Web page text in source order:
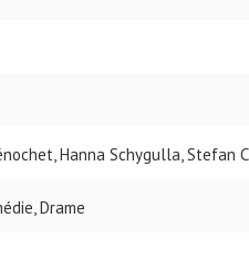
Hanna Schygulla, Stefan
Drame